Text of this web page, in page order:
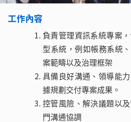
工作內容
負責管理資訊系統專案
型系統，例如帳務系統
案範疇以及治理框架
具備良好溝通、領導能
據規劃交付專案成果。
控管風險、解決議題以
門溝通協調